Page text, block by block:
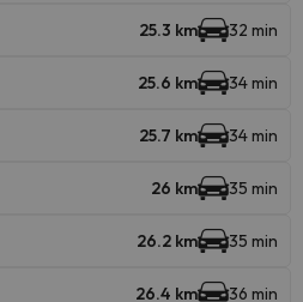
25.3 km 32 min
25.6 km 34 min
25.7 km 34 min
26 km 35 min
26.2 km 35 min
26.4 km 36 min